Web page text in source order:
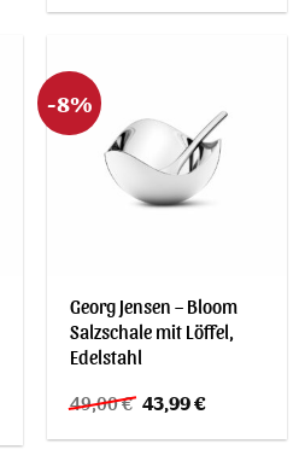
-8%
Georg Jensen – Bloom
Salzschale mit Löffel,
Edelstahl
49,00€ Ursprünglicher
Preis
war:
43,99€Aktueller
ist: